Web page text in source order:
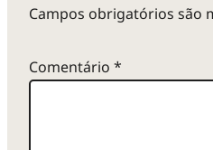
Campos obrigatórios são
Comentário *